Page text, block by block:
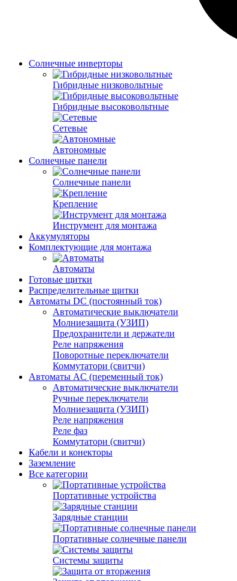
Солнечные инверторы
Гибридные низковольтные
Гибридные высоковольтные
Сетевые
Автономные
Солнечные панели
Солнечные панели
Крепление
Инструмент для монтажа
Аккумуляторы
Комплектующие для монтажа
Автоматы
Готовые щитки
Распределительные щитки
Автоматы DC (постоянный ток)
Автоматические выключатели
Молниезащита (УЗИП)
Предохранители и держатели
Реле напряжения
Поворотные переключатели
Коммутатори (свитчи)
Автоматы AC (переменный ток)
Автоматические выключатели
Ручные переключатели
Молниезащита (УЗИП)
Реле напряжения
Реле фаз
Коммутатори (свитчи)
Кабели и конекторы
Заземление
Все категории
Портативные устройства
Зарядные станции
Портативные солнечные панели
Системы защиты